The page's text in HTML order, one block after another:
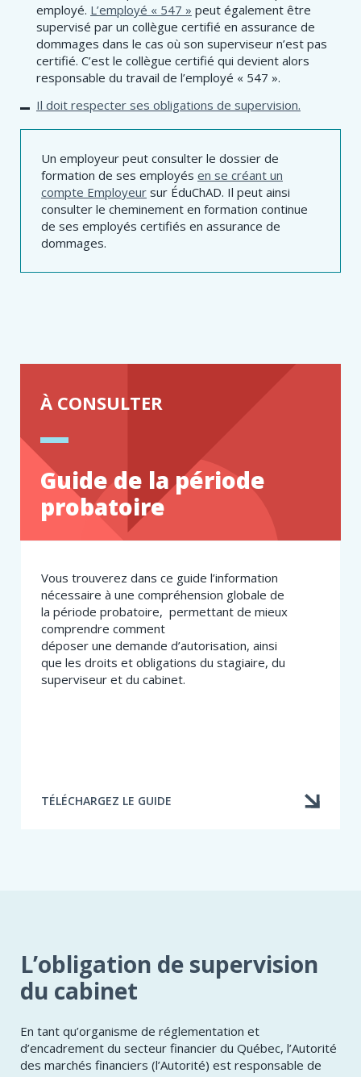
employé. L’employé « 547 » peut également être
supervisé par un collègue certifié en assurance de
dommages dans le cas où son superviseur n’est pas
certifié. C’est le collègue certifié qui devient alors
responsable du travail de l’employé « 547 ».
Il doit respecter ses obligations de supervision.
Un employeur peut consulter le dossier de
formation de ses employés en se créant un
compte Employeur sur ÉduChAD. Il peut ainsi
consulter le cheminement en formation continue
de ses employés certifiés en assurance de
dommages.
À CONSULTER
Guide de la période
probatoire
Vous trouverez dans ce guide l’information
nécessaire à une compréhension globale de
la période probatoire, permettant de mieux
comprendre comment
déposer une demande d’autorisation, ainsi
que les droits et obligations du stagiaire, du
superviseur et du cabinet.
TÉLÉCHARGEZ LE GUIDE
L’obligation de supervision
du cabinet
En tant qu’organisme de réglementation et
d’encadrement du secteur financier du Québec, l’Autorité
des marchés financiers (l’Autorité) est responsable de